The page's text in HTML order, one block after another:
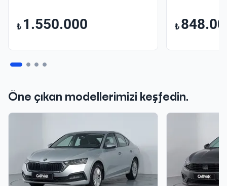
₺ 1.550.000 ₺
Öne çıkan modellerimizi keşfedin.